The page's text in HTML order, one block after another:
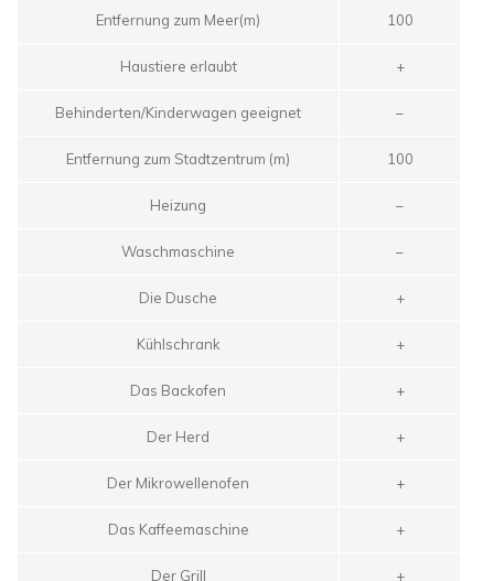
Entfernung zum Meer(m) 100
Haustiere erlaubt +
Behinderten/Kinderwagen geeignet –
Entfernung zum Stadtzentrum (m) 100
Heizung –
Waschmaschine –
Die Dusche +
Kühlschrank +
Das Backofen +
Der Herd +
Der Mikrowellenofen +
Das Kaffeemaschine +
Der Grill +